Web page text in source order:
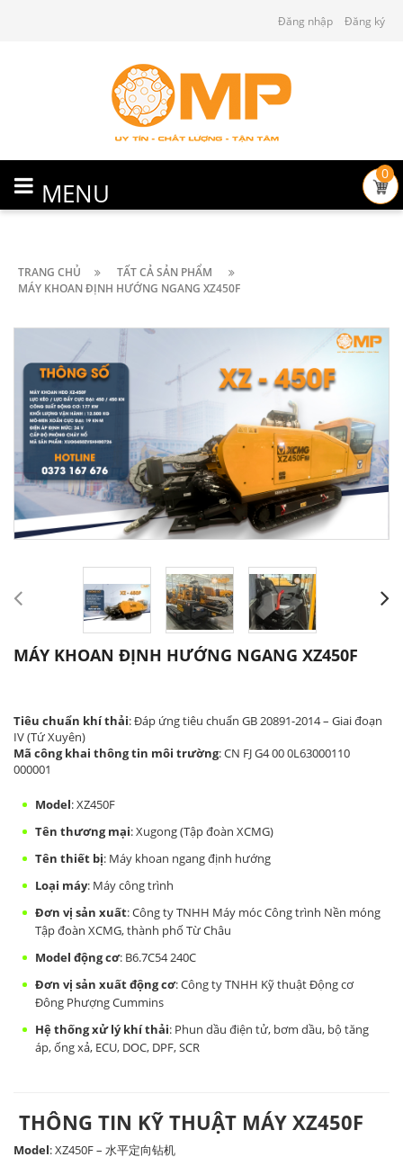
Đăng nhập Đăng ký
MENU
0
TRANG CHỦ
TẤT CẢ SẢN PHẨM
MÁY KHOAN ĐỊNH HƯỚNG NGANG XZ450F
MÁY KHOAN ĐỊNH HƯỚNG NGANG XZ450F
Tiêu chuẩn khí thải: Đáp ứng tiêu chuẩn GB 20891-2014 – Giai đoạn
IV (Tứ Xuyên)
Mã công khai thông tin môi trường: CN FJ G4 00 0L63000110
000001
Model: XZ450F
Tên thương mại: Xugong (Tập đoàn XCMG)
Tên thiết bị: Máy khoan ngang định hướng
Loại máy: Máy công trình
Đơn vị sản xuất: Công ty TNHH Máy móc Công trình Nền móng
Tập đoàn XCMG, thành phố Từ Châu
Model động cơ: B6.7C54 240C
Đơn vị sản xuất động cơ: Công ty TNHH Kỹ thuật Động cơ
Đông Phượng Cummins
Hệ thống xử lý khí thải: Phun dầu điện tử, bơm dầu, bộ tăng
áp, ống xả, ECU, DOC, DPF, SCR
THÔNG TIN KỸ THUẬT MÁY XZ450F
Model: XZ450F – 水平定向钻机